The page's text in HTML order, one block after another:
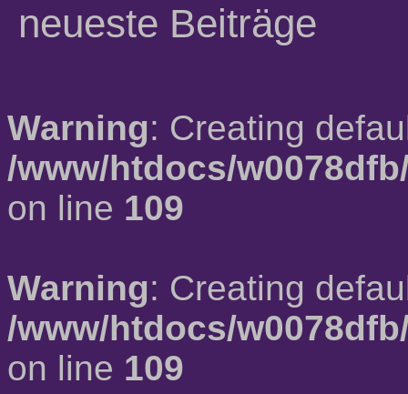
neueste Beiträge
Warning: Creating
/www/htdocs/
on line 109
Warning: Creating
/www/htdocs/
on line 109